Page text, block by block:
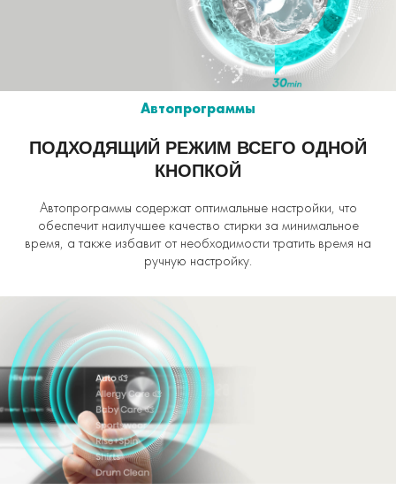
Автопрограммы
ПОДХОДЯЩИЙ РЕЖИМ ВСЕГО ОДНОЙ
КНОПКОЙ
Автопрограммы содержат оптимальные настройки, что
обеспечит наилучшее качество стирки за минимальное
время, а также избавит от необходимости тратить время на
ручную настройку.